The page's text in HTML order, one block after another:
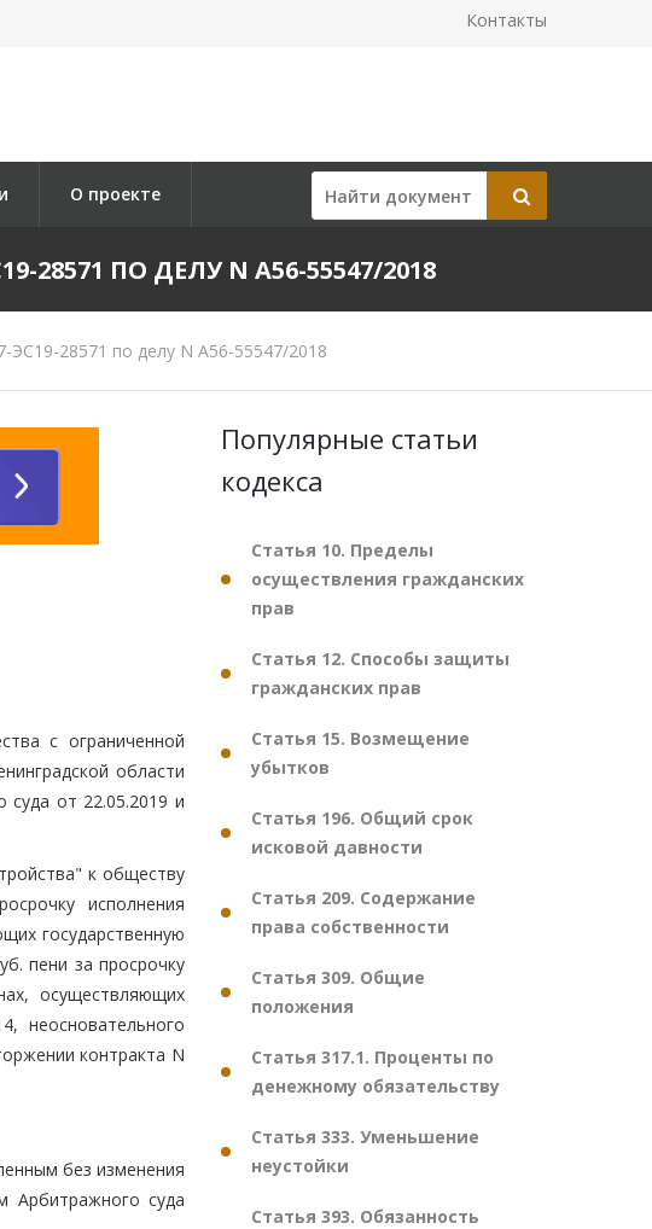
Контакты
О проекте
28571 ПО ДЕЛУ N А56-55547/2018
28571 по делу N А56-55547/2018
с ограниченной
области
суда от 22.05.2019 и
к обществу
исполнения
государственную
пени за просрочку
осуществляющих
неосновательного
контракта N
без изменения
Арбитражного суда
Популярные статьи
кодекса
Статья 10. Пределы
осуществления гражданских
прав
Статья 12. Способы защиты
гражданских прав
Статья 15. Возмещение
убытков
Статья 196. Общий срок
исковой давности
Статья 209. Содержание
права собственности
Статья 309. Общие
положения
Статья 317.1. Проценты по
денежному обязательству
Статья 333. Уменьшение
неустойки
Статья 393. Обязанность